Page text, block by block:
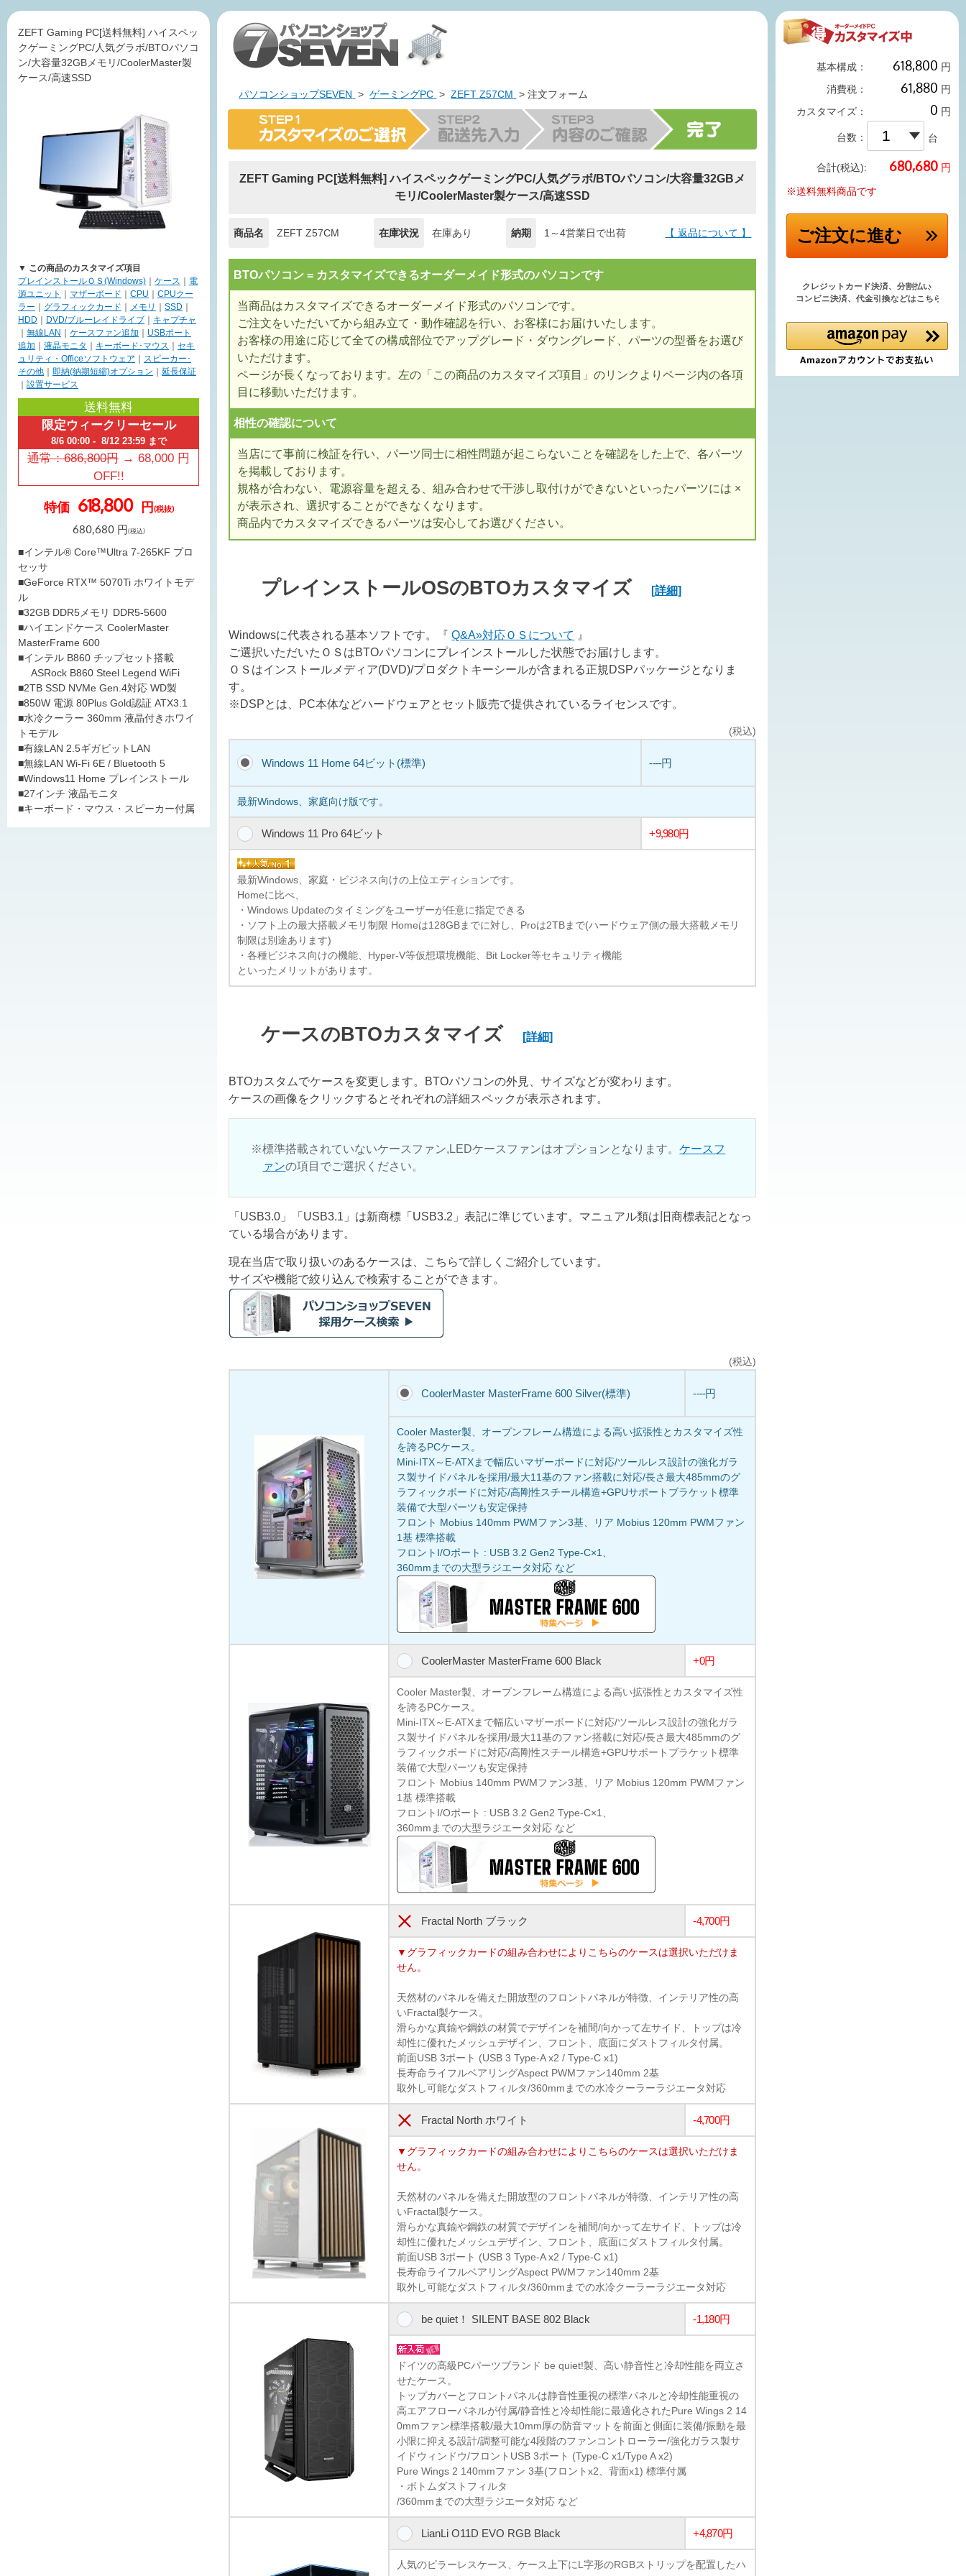
ZEFT Gaming PC[送料無料] ハイスペッ
クゲーミングPC/人気グラボ/BTOパソコ
ン/大容量32GBメモリ/CoolerMaster製
ケース/高速SSD
▼ この商品のカスタマイズ項目
プレインストールＯＳ(Windows)
ケース
電
源ユニット
マザーボード CPU
CPUクー
ラー
グラフィックカード メモリ SSD
HDD
DVD/ブルーレイドライブ
キャプチャ
無線LAN ケースファン追加
USBポート
追加
液晶モニタ キーボード･マウス
セキ
ュリティ・Officeソフトウェア
スピーカー･
その他
即納(納期短縮)オプション
延長保証
設置サービス
送料無料
限定ウィークリーセール
8/6 00:00 - 8/12 23:59 まで
通常：686,800円 →68,000 円
OFF!!
特価 618,800 円(税抜)
680,680円(税込)
■インテル® Core™Ultra 7-265KF プロ
セッサ
■GeForce RTX™ 5070Ti ホワイトモデ
ル
■32GB DDR5メモリ DDR5-5600
■ハイエンドケース CoolerMaster
MasterFrame 600
■インテル B860 チップセット搭載
ASRock B860 Steel Legend WiFi
■2TB SSD NVMe Gen.4対応 WD製
■850W 電源 80Plus Gold認証 ATX3.1
■水冷クーラー 360mm 液晶付きホワイ
トモデル
■有線LAN 2.5ギガビットLAN
■無線LAN Wi-Fi 6E / Bluetooth 5
■Windows11 Home プレインストール
■27インチ 液晶モニタ
■キーボード・マウス・スピーカー付属
パソコンショップSEVEN >ゲーミングPC >ZEFT Z57CM > 注文フォーム
ZEFT Gaming PC[送料無料] ハイスペックゲーミングPC/人気グラボ/BTOパソコン/大容量32GBメ
モリ/CoolerMaster製ケース/高速SSD
商品名 ZEFT Z57CM 在庫状況 在庫あり 納期 1～4営業日で出荷 【 返品について 】
BTOパソコン = カスタマイズできるオーダーメイド形式のパソコンです
当商品はカスタマイズできるオーダーメイド形式のパソコンです。
ご注文をいただいてから組み立て・動作確認を行い、お客様にお届けいたします。
お客様の用途に応じて全ての構成部位でアップグレード・ダウングレード、パーツの型番をお選び
いただけます。
ページが長くなっております。左の「この商品のカスタマイズ項目」のリンクよりページ内の各項
目に移動いただけます。
相性の確認について
当店にて事前に検証を行い、パーツ同士に相性問題が起こらないことを確認をした上で、各パーツ
を掲載しております。
規格が合わない、電源容量を超える、組み合わせで干渉し取付けができないといったパーツには ×
が表示され、選択することができなくなります。
商品内でカスタマイズできるパーツは安心してお選びください。
プレインストールOSのBTOカスタマイズ[詳細]
Windowsに代表される基本ソフトです。『Q&A»対応ＯＳについて 』
ご選択いただいたＯＳはBTOパソコンにプレインストールした状態でお届けします。
ＯＳはインストールメディア(DVD)/プロダクトキーシールが含まれる正規DSPパッケージとなりま
す。
※DSPとは、PC本体などハードウェアとセット販売で提供されているライセンスです。
(税込)
Windows 11 Home 64ビット(標準) ----円
最新Windows、家庭向け版です。
Windows 11 Pro 64ビット +9,980円
最新Windows、家庭・ビジネス向けの上位エディションです。
Homeに比べ、
・Windows Updateのタイミングをユーザーが任意に指定できる
・ソフト上の最大搭載メモリ制限 Homeは128GBまでに対し、Proは2TBまで(ハードウェア側の最大搭載メモリ
制限は別途あります)
・各種ビジネス向けの機能、Hyper-V等仮想環境機能、Bit Locker等セキュリティ機能
といったメリットがあります。
ケースのBTOカスタマイズ[詳細]
BTOカスタムでケースを変更します。BTOパソコンの外見、サイズなどが変わります。
ケースの画像をクリックするとそれぞれの詳細スペックが表示されます。
標準搭載されていないケースファン,LEDケースファンはオプションとなります。ケースフ
ァンの項目でご選択ください。
「USB3.0」「USB3.1」は新商標「USB3.2」表記に準じています。マニュアル類は旧商標表記となっ
ている場合があります。
現在当店で取り扱いのあるケースは、こちらで詳しくご紹介しています。
サイズや機能で絞り込んで検索することができます。
(税込)
CoolerMaster MasterFrame 600 Silver(標準) ----円
Cooler Master製、オープンフレーム構造による高い拡張性とカスタマイズ性
を誇るPCケース。
Mini-ITX～E-ATXまで幅広いマザーボードに対応/ツールレス設計の強化ガラ
ス製サイドパネルを採用/最大11基のファン搭載に対応/長さ最大485mmのグ
ラフィックボードに対応/高剛性スチール構造+GPUサポートブラケット標準
装備で大型パーツも安定保持
フロント Mobius 140mm PWMファン3基、リア Mobius 120mm PWMファン
1基 標準搭載
フロントI/Oポート : USB 3.2 Gen2 Type-C×1、
360mmまでの大型ラジエータ対応 など
CoolerMaster MasterFrame 600 Black +0円
Cooler Master製、オープンフレーム構造による高い拡張性とカスタマイズ性
を誇るPCケース。
Mini-ITX～E-ATXまで幅広いマザーボードに対応/ツールレス設計の強化ガラ
ス製サイドパネルを採用/最大11基のファン搭載に対応/長さ最大485mmのグ
ラフィックボードに対応/高剛性スチール構造+GPUサポートブラケット標準
装備で大型パーツも安定保持
フロント Mobius 140mm PWMファン3基、リア Mobius 120mm PWMファン
1基 標準搭載
フロントI/Oポート : USB 3.2 Gen2 Type-C×1、
360mmまでの大型ラジエータ対応 など
Fractal North ブラック -4,700円
▼グラフィックカードの組み合わせによりこちらのケースは選択いただけま
せん。
天然材のパネルを備えた開放型のフロントパネルが特徴、インテリア性の高
いFractal製ケース。
滑らかな真鍮や鋼鉄の材質でデザインを補間/向かって左サイド、トップは冷
却性に優れたメッシュデザイン、フロント、底面にダストフィルタ付属。
前面USB 3ポート (USB 3 Type-A x2 / Type-C x1)
長寿命ライフルベアリングAspect PWMファン140mm 2基
取外し可能なダストフィルタ/360mmまでの水冷クーラーラジエータ対応
Fractal North ホワイト -4,700円
▼グラフィックカードの組み合わせによりこちらのケースは選択いただけま
せん。
天然材のパネルを備えた開放型のフロントパネルが特徴、インテリア性の高
いFractal製ケース。
滑らかな真鍮や鋼鉄の材質でデザインを補間/向かって左サイド、トップは冷
却性に優れたメッシュデザイン、フロント、底面にダストフィルタ付属。
前面USB 3ポート (USB 3 Type-A x2 / Type-C x1)
長寿命ライフルベアリングAspect PWMファン140mm 2基
取外し可能なダストフィルタ/360mmまでの水冷クーラーラジエータ対応
be quiet！ SILENT BASE 802 Black -1,180円
ドイツの高級PCパーツブランド be quiet!製、高い静音性と冷却性能を両立さ
せたケース。
トップカバーとフロントパネルは静音性重視の標準パネルと冷却性能重視の
高エアフローパネルが付属/静音性と冷却性能に最適化されたPure Wings 2 14
0mmファン標準搭載/最大10mm厚の防音マットを前面と側面に装備/振動を最
小限に抑える設計/調整可能な4段階のファンコントローラー/強化ガラス製サ
イドウィンドウ/フロントUSB 3ポート (Type-C x1/Type A x2)
Pure Wings 2 140mmファン 3基(フロントx2、背面x1) 標準付属
・ボトムダストフィルタ
/360mmまでの大型ラジエータ対応 など
LianLi O11D EVO RGB Black +4,870円
人気のピラーレスケース、ケース上下にL字形のRGBストリップを配置したハ
基本構成：
円
消費税：
円
カスタマイズ：
円
台数： 台
合計(税込): 円
※送料無料商品です
ご注文に進む